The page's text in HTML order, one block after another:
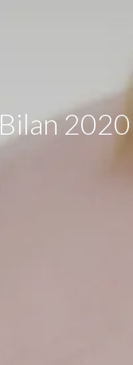
Bilan 2020